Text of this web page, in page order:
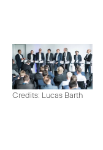
Credits: Lucas Barth